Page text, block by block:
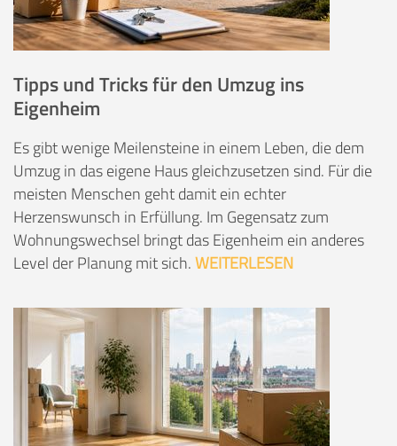
Tipps und Tricks für den Umzug ins
Eigenheim
Es gibt wenige Meilensteine in einem Leben, die dem
Umzug in das eigene Haus gleichzusetzen sind. Für die
meisten Menschen geht damit ein echter
Herzenswunsch in Erfüllung. Im Gegensatz zum
Wohnungswechsel bringt das Eigenheim ein anderes
Level der Planung mit sich.WEITERLESEN